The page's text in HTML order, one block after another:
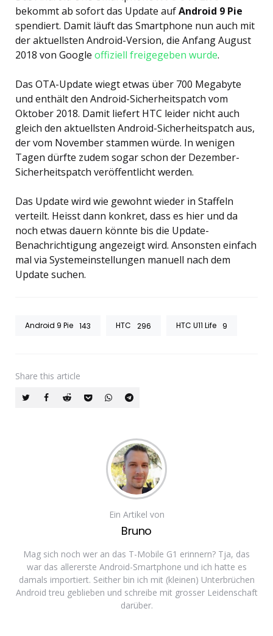
bekommt ab sofort das Update aufAndroid 9 Pie
spendiert. Damit läuft das Smartphone nun auch mit
der aktuellsten Android-Version, die Anfang August
2018 von Google offiziell freigegeben wurde.
Das OTA-Update wiegt etwas über 700 Megabyte
und enthält den Android-Sicherheitspatch vom
Oktober 2018. Damit liefert HTC leider nicht auch
gleich den aktuellsten Android-Sicherheitspatch aus,
der vom November stammen würde. In wenigen
Tagen dürfte zudem sogar schon der Dezember-
Sicherheitspatch veröffentlicht werden.
Das Update wird wie gewohnt wieder in Staffeln
verteilt. Heisst dann konkret, dass es hier und da
noch etwas dauern könnte bis die Update-
Benachrichtigung angezeigt wird. Ansonsten einfach
mal via Systemeinstellungen manuell nach dem
Update suchen.
Android 9 Pie 143 HTC 296 HTC U11 Life 9
Share this article
Ein Artikel von
Bruno
Mag sich noch wer an das T-Mobile G1 erinnern? Tja, das
war das allererste Android-Smartphone und ich hatte es
damals importiert. Seither bin ich mit (kleinen) Unterbrüchen
Android treu geblieben und schreibe mit grosser Leidenschaft
darüber.